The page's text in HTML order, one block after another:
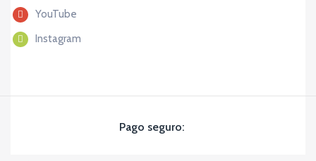
YouTube
Instagram
Pago seguro: